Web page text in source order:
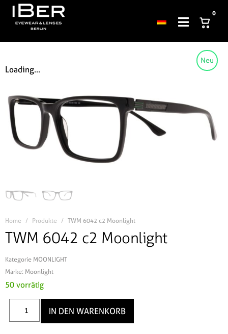
0
Neu
Loading...
Home Produkte TWM 6042 c2 Moonlight
TWM 6042 c2 Moonlight
Kategorie MOONLIGHT
Marke: Moonlight
50 vorrätig
IN DEN WARENKORB